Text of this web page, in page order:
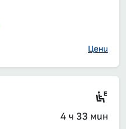
Цени
4 ч 33 мин